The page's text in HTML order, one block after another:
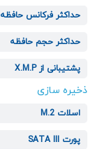
حداکثر فرکانس حافظه
حداکثر حجم حافظه
پشتیبانی از X.M.P
ذخیره سازی
اسلات M.2
پورت SATA III